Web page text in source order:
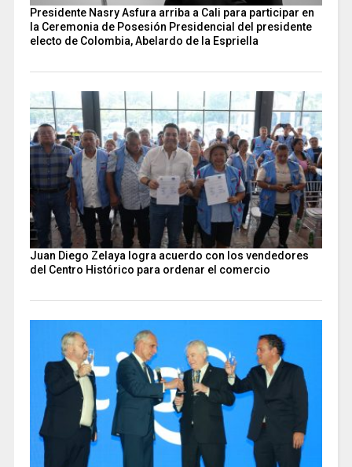
Presidente Nasry Asfura arriba a Cali para participar en
la Ceremonia de Posesión Presidencial del presidente
electo de Colombia, Abelardo de la Espriella
Juan Diego Zelaya logra acuerdo con los vendedores
del Centro Histórico para ordenar el comercio